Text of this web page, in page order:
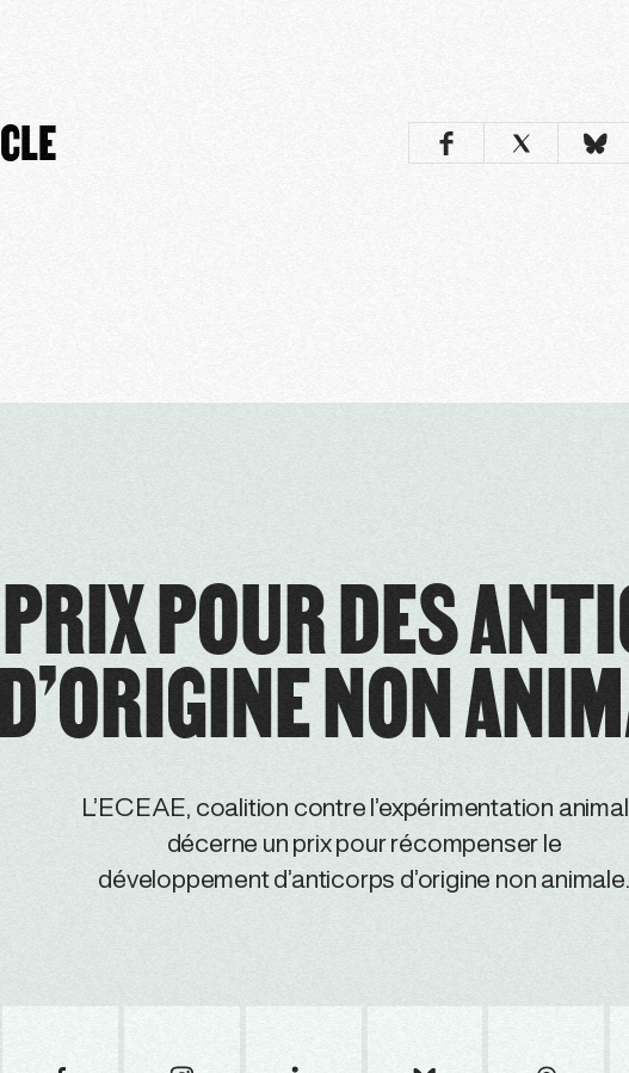
POUR DES
NON
L’ECEAE, coalition contre l’expérimentation
décerne un prix pour récompenser le
développement d’anticorps d’origine non animale.